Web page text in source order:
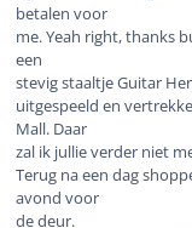
betalen voor
me. Yeah right, thanks
een
stevig staaltje Guitar
uitgespeeld en
Mall. Daar
zal ik jullie verder niet
Terug na een dag
avond voor
de deur.